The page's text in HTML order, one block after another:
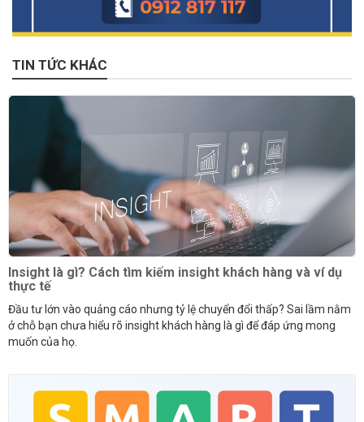
TIN TỨC KHÁC
Insight là gì? Cách tìm kiếm insight khách hàng và ví dụ
thực tế
Đầu tư lớn vào quảng cáo nhưng tỷ lệ chuyển đổi thấp? Sai lầm nằm
ở chỗ bạn chưa hiểu rõ insight khách hàng là gì để đáp ứng mong
muốn của họ.